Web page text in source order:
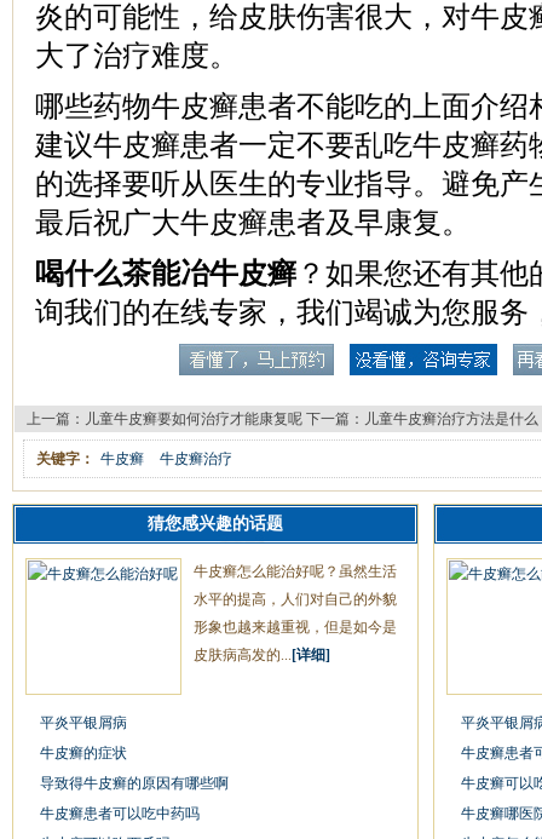
炎的可能性，给皮肤伤害很大，对牛皮
大了治疗难度。
哪些药物牛皮癣患者不能吃的上面介绍
建议牛皮癣患者一定不要乱吃牛皮癣药
的选择要听从医生的专业指导。避免产
最后祝广大牛皮癣患者及早康复。
喝什么茶能冶牛皮癣 ？如果您还有其
询我们的在线专家，我们竭诚为您服务
上一篇： 儿童牛皮癣要如何治疗才能康复呢 下一篇： 儿童牛皮癣治疗方法是什么
关键字： 牛皮癣 牛皮癣治疗
猜您感兴趣的话题
牛皮癣怎么能治好呢？虽然生活
水平的提高，人们对自己的外貌
形象也越来越重视，但是如今是
皮肤病高发的... [详细]
平炎平银屑病
牛皮癣的症状
导致得牛皮癣的原因有哪些啊
牛皮癣患者可以吃中药吗
平炎平银屑
牛皮癣患者
牛皮癣可以
牛皮癣哪医